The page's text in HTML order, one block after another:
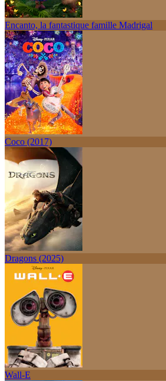
Encanto, la fantastique famille Madrigal
Coco (2017)
Dragons (2025)
Wall-E